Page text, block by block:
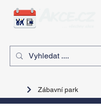
Zábavní park